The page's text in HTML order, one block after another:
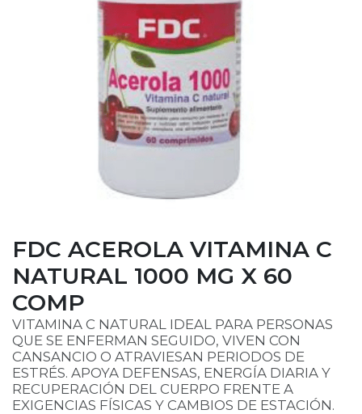
FDC ACEROLA VITAMINA C
NATURAL 1000 MG X 60
COMP
VITAMINA C NATURAL IDEAL PARA PERSONAS
QUE SE ENFERMAN SEGUIDO, VIVEN CON
CANSANCIO O ATRAVIESAN PERIODOS DE
ESTRÉS. APOYA DEFENSAS, ENERGÍA DIARIA Y
RECUPERACIÓN DEL CUERPO FRENTE A
EXIGENCIAS FÍSICAS Y CAMBIOS DE ESTACIÓN.